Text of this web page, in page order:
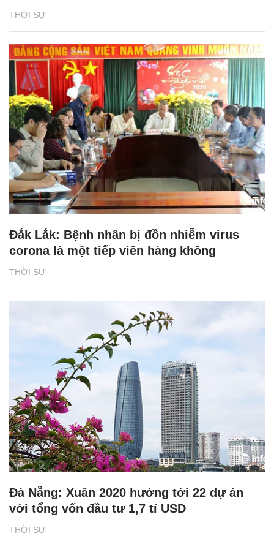
THỜI SỰ
THỜI SỰ
Đắk Lắk: Bệnh nhân bị đồn nhiễm virus
corona là một tiếp viên hàng không
THỜI SỰ
Đà Nẵng: Xuân 2020 hướng tới 22 dự án
với tổng vốn đầu tư 1,7 tỉ USD